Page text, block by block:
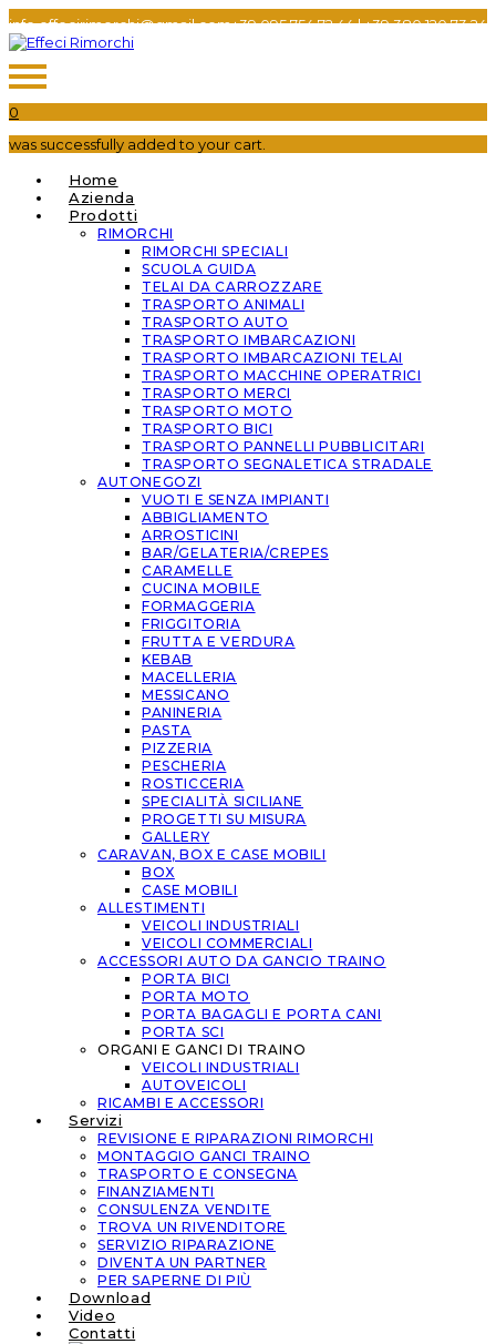
info.effecirimorchi@gmail.com+39 095 754 72 44​|+39 380 120 73 24​
0
was successfully added to your cart.
Home
Azienda
Prodotti
RIMORCHI
RIMORCHI SPECIALI
SCUOLA GUIDA
TELAI DA CARROZZARE
TRASPORTO ANIMALI
TRASPORTO AUTO
TRASPORTO IMBARCAZIONI
TRASPORTO IMBARCAZIONI TELAI
TRASPORTO MACCHINE OPERATRICI
TRASPORTO MERCI
TRASPORTO MOTO
TRASPORTO BICI
TRASPORTO PANNELLI PUBBLICITARI
TRASPORTO SEGNALETICA STRADALE
AUTONEGOZI
VUOTI E SENZA IMPIANTI
ABBIGLIAMENTO
ARROSTICINI
BAR/GELATERIA/CREPES
CARAMELLE
CUCINA MOBILE
FORMAGGERIA
FRIGGITORIA
FRUTTA E VERDURA
KEBAB
MACELLERIA
MESSICANO
PANINERIA
PASTA
PIZZERIA
PESCHERIA
ROSTICCERIA
SPECIALITÀ SICILIANE
PROGETTI SU MISURA
GALLERY
CARAVAN, BOX E CASE MOBILI
BOX
CASE MOBILI
ALLESTIMENTI
VEICOLI INDUSTRIALI
VEICOLI COMMERCIALI
ACCESSORI AUTO DA GANCIO TRAINO
PORTA BICI
PORTA MOTO
PORTA BAGAGLI E PORTA CANI
PORTA SCI
ORGANI E GANCI DI TRAINO
VEICOLI INDUSTRIALI
AUTOVEICOLI
RICAMBI E ACCESSORI
Servizi
REVISIONE E RIPARAZIONI RIMORCHI
MONTAGGIO GANCI TRAINO
TRASPORTO E CONSEGNA
FINANZIAMENTI
CONSULENZA VENDITE
TROVA UN RIVENDITORE
SERVIZIO RIPARAZIONE
DIVENTA UN PARTNER
PER SAPERNE DI PIÙ
Download
Video
Contatti